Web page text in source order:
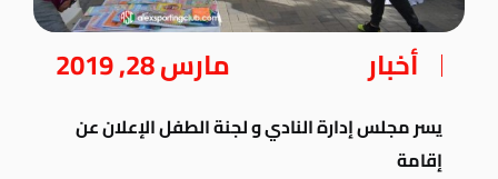
أخبار مارس 28, 2019
يسر مجلس إدارة النادي و لجنة الطفل الإعلان عن
إقامة